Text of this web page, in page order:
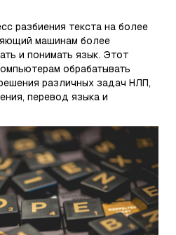
разбиения текста на более
машинам более
и понимать язык. Этот
обрабатывать
различных задач НЛП,
перевод языка и